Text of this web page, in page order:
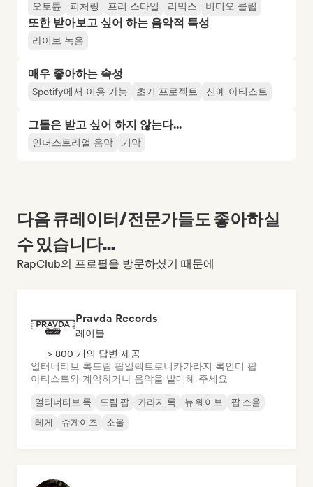
오토튠 피처링 프리 스타일 리믹스 비디오 클립
또한 받아보고 싶어 하는 음악적 특성
라이브 녹음
매우 좋아하는 속성
Spotify에서 이용 가능 초기 프로젝트 신예 아티스트
그들은 받고 싶어 하지 않는다...
인더스트리얼 음악 기악
다음 큐레이터/전문가들도 좋아하실
수 있습니다...
RapClub의 프로필을 방문하셨기 때문에
Pravda Records
레이블
> 800 개의 답변 제공
얼터너티브 록드림 팝일렉트로니카가라지 록인디 팝
아티스트와 계약하거나 음악을 발매해 주세요
얼터너티브 록 드림 팝 가라지 록 뉴 웨이브
팝 소울
레게
슈게이즈 소울